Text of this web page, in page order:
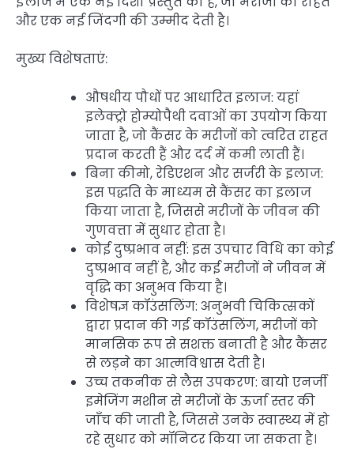
और एक नई जिंदगी की उम्मीद देती है।
मुख्य विशेषताएं:
औषधीय पौधों पर आधारित इलाज: यहां
इलेक्ट्रो होम्योपैथी दवाओं का उपयोग किया
जाता है, जो कैंसर के मरीजों को त्वरित राहत
प्रदान करती हैं और दर्द में कमी लाती हैं।
बिना कीमो, रेडिएशन और सर्जरी के इलाज:
इस पद्धति के माध्यम से कैंसर का इलाज
किया जाता है, जिससे मरीजों के जीवन की
गुणवत्ता में सुधार होता है।
कोई दुष्प्रभाव नहीं: इस उपचार विधि का कोई
दुष्प्रभाव नहीं है, और कई मरीजों ने जीवन में
वृद्धि का अनुभव किया है।
विशेषज्ञ कॉउंसलिंग: अनुभवी चिकित्सकों
द्वारा प्रदान की गई कॉउंसलिंग, मरीजों को
मानसिक रूप से सशक्त बनाती है और कैंसर
से लड़ने का आत्मविश्वास देती है।
उच्च तकनीक से लैस उपकरण: बायो एनर्जी
इमेजिंग मशीन से मरीजों के ऊर्जा स्तर की
जाँच की जाती है, जिससे उनके स्वास्थ्य में हो
रहे सुधार को मॉनिटर किया जा सकता है।